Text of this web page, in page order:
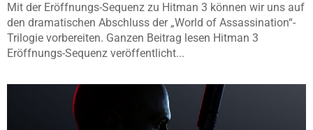
Mit der Eröffnungs-Sequenz zu Hitman 3 können wir uns auf
den dramatischen Abschluss der „World of Assassination“-
Trilogie vorbereiten. Ganzen Beitrag lesen Hitman 3
Eröffnungs-Sequenz veröffentlicht...